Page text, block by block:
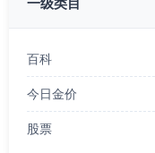
百科
今日金价
股票